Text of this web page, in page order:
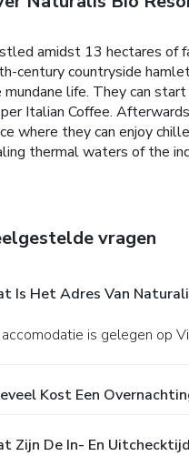
amidst 13 hectares of
century countryside
mundane life. They can
Italian Coffee.
where they can enjoy
thermal waters of the
vragen
Is Het Adres Van
accomodatie is gelegen op
Kost Een
Zijn De In- En